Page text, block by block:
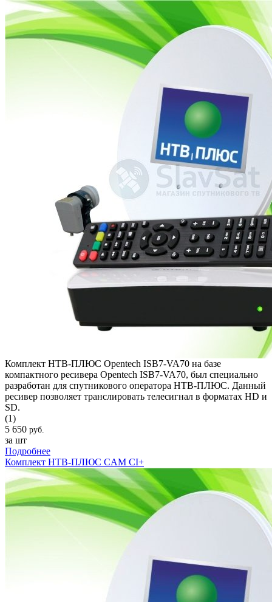
Комплект НТВ-ПЛЮС Opentech ISB7-VA70 на базе
компактного ресивера Opentech ISB7-VA70, был специально
разработан для спутникового оператора НТВ-ПЛЮС. Данный
ресивер позволяет транслировать телесигнал в форматах HD и
SD.
(1)
5 650 руб.
за шт
Подробнее
Комплект НТВ-ПЛЮС CAM CI+